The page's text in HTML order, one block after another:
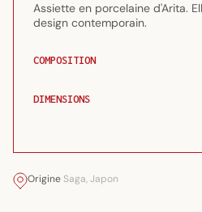
Assiette en porcelaine d'Arita.
design contemporain.
COMPOSITION
DIMENSIONS
Origine Saga, Japon